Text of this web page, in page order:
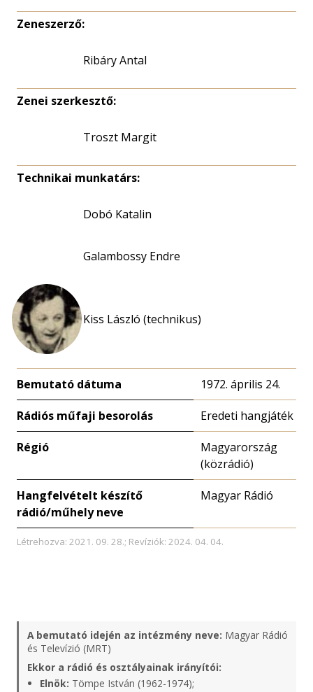
Zeneszerző:
Ribáry Antal
Zenei szerkesztő:
Troszt Margit
Technikai munkatárs:
Dobó Katalin
Galambossy Endre
Kiss László (technikus)
Bemutató dátuma 1972. április 24.
Rádiós műfaji besorolás Eredeti hangjáték
Régió
Magyarország
(közrádió)
Hangfelvételt készítő
rádió/műhely neve
Magyar Rádió
Létrehozva: 2021. 09. 28.; Revíziók: 2024. 04. 04.
A bemutató idején az intézmény neve: Magyar Rádió
és Televízió (MRT)
Ekkor a rádió és osztályainak irányítói:
Elnök: Tömpe István (1962-1974);